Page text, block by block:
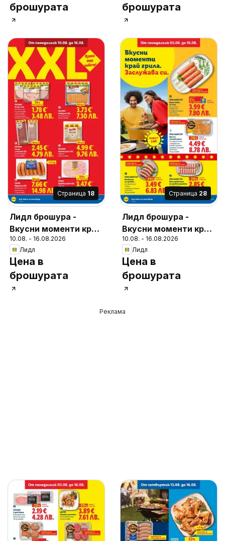
брошурата
брошурата
Cтраница 18
Лидл брошура -
Вкусни моменти край
грила
10.08. - 16.08.2026
Лидл
Цена в
брошурата
Cтраница 28
Лидл брошура -
Вкусни моменти край
грила
10.08. - 16.08.2026
Лидл
Цена в
брошурата
Реклама